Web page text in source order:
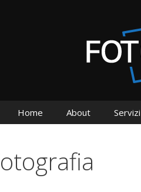
Home About Servizi